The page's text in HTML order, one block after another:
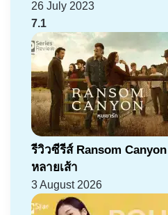
26 July 2023
7.1
รีวิวซีรีส์ Ransom
หลายเส้า
3 August 2026